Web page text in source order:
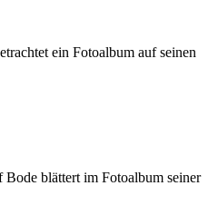
blättert im Fotoalbum seiner